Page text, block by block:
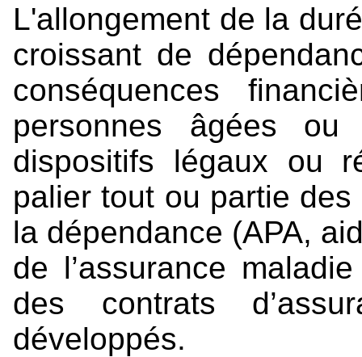
L'allongement de la
croissant de
conséquences
personnes âgées
dispositifs légaux ou
palier tout ou partie
la dépendance (APA,
de l’assurance
des contrats
développés.